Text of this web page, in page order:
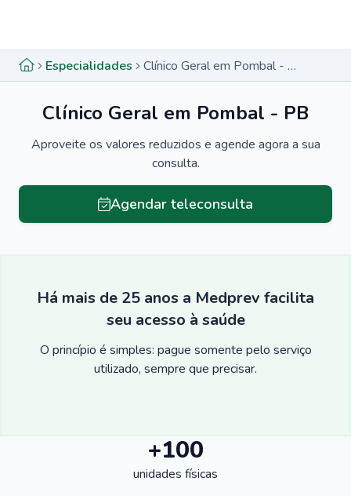
Especialidades Clínico Geral em Pombal - PB
Clínico Geral em Pombal - PB
Aproveite os valores reduzidos e agende agora a sua
consulta.
Agendar teleconsulta
Há mais de 25 anos a Medprev facilita
seu acesso à saúde
O princípio é simples: pague somente pelo serviço
utilizado, sempre que precisar.
+100
unidades físicas